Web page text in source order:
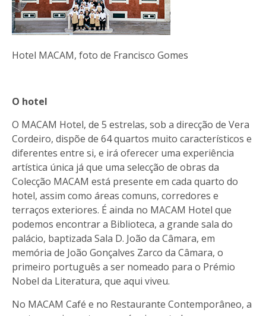
Hotel MACAM, foto de Francisco Gomes
O hotel
O MACAM Hotel, de 5 estrelas, sob a direcção de Vera
Cordeiro, dispõe de 64 quartos muito característicos e
diferentes entre si, e irá oferecer uma experiência
artística única já que uma selecção de obras da
Colecção MACAM está presente em cada quarto do
hotel, assim como áreas comuns, corredores e
terraços exteriores. É ainda no MACAM Hotel que
podemos encontrar a Biblioteca, a grande sala do
palácio, baptizada Sala D. João da Câmara, em
memória de João Gonçalves Zarco da Câmara, o
primeiro português a ser nomeado para o Prémio
Nobel da Literatura, que aqui viveu.
No MACAM Café e no Restaurante Contemporâneo, a